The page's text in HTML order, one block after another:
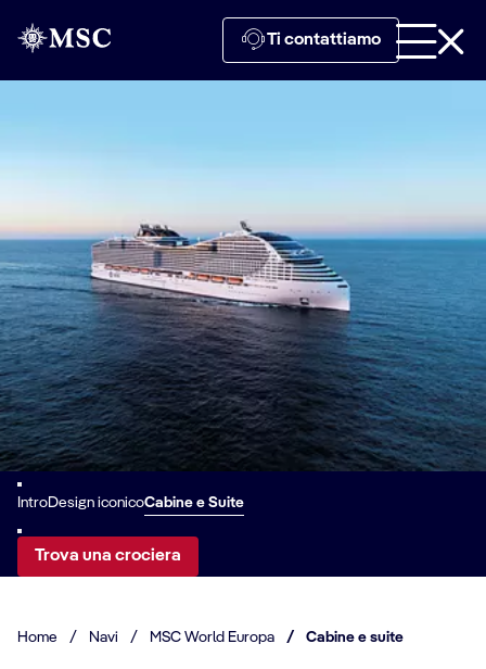
Ti contattiamo
IntroDesign iconicoCabine e Suite
Trova una crociera
Home / Navi / MSC World Europa / Cabine e suite